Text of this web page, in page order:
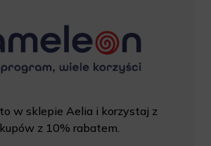
w sklepie Aelia i korzystaj z
z 10% rabatem.